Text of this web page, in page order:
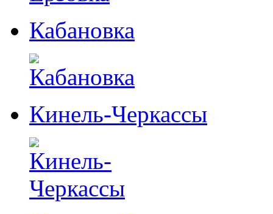
Кабановка
Кинель-Черкассы